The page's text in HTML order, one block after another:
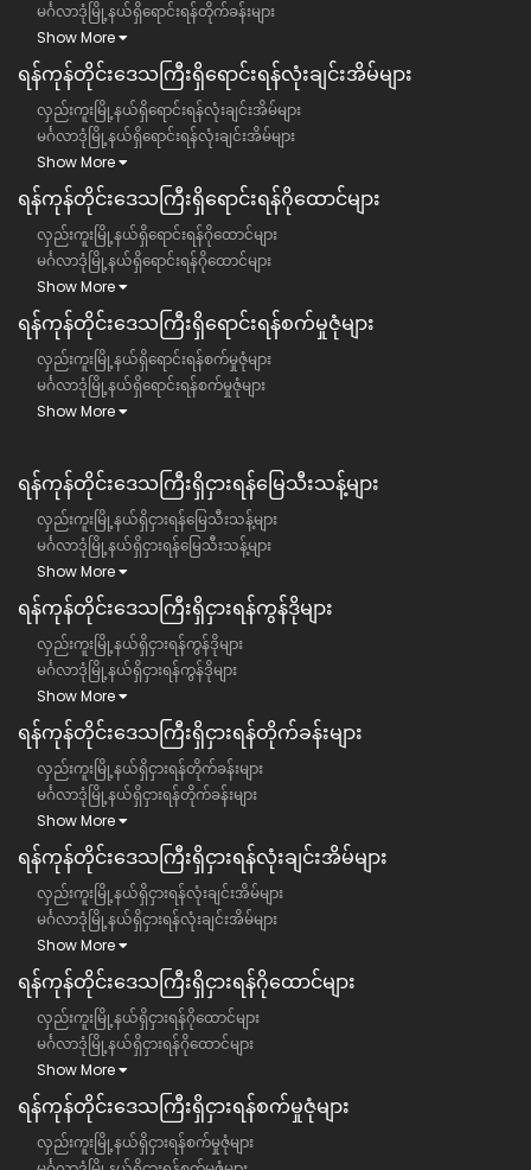
မင်္ဂလာဒုံမြို့နယ်ရှိရောင်းရန်တိုက်ခန်းများ
Show More
ရန်ကုန်တိုင်းဒေသကြီး​ရှိရောင်းရန်လုံးချင်းအိမ်များ
လှည်းကူးမြို့နယ်ရှိရောင်းရန်လုံးချင်းအိမ်များ
မင်္ဂလာဒုံမြို့နယ်ရှိရောင်းရန်လုံးချင်းအိမ်များ
Show More
ရန်ကုန်တိုင်းဒေသကြီး​ရှိရောင်းရန်ဂိုထောင်များ
လှည်းကူးမြို့နယ်ရှိရောင်းရန်ဂိုထောင်များ
မင်္ဂလာဒုံမြို့နယ်ရှိရောင်းရန်ဂိုထောင်များ
Show More
ရန်ကုန်တိုင်းဒေသကြီး​ရှိရောင်းရန်စက်မှုဇုံများ
လှည်းကူးမြို့နယ်ရှိရောင်းရန်စက်မှုဇုံများ
မင်္ဂလာဒုံမြို့နယ်ရှိရောင်းရန်စက်မှုဇုံများ
Show More
ရန်ကုန်တိုင်းဒေသကြီး​​ရှိငှားရန်မြေသီးသန့်များ
လှည်းကူးမြို့နယ်ရှိငှားရန်မြေသီးသန့်များ
မင်္ဂလာဒုံမြို့နယ်ရှိငှားရန်မြေသီးသန့်များ
Show More
ရန်ကုန်တိုင်းဒေသကြီး​​ရှိငှားရန်ကွန်ဒိုများ
လှည်းကူးမြို့နယ်ရှိငှားရန်ကွန်ဒိုများ
မင်္ဂလာဒုံမြို့နယ်ရှိငှားရန်ကွန်ဒိုများ
Show More
ရန်ကုန်တိုင်းဒေသကြီး​​ရှိငှားရန်တိုက်ခန်းများ
လှည်းကူးမြို့နယ်ရှိငှားရန်တိုက်ခန်းများ
မင်္ဂလာဒုံမြို့နယ်ရှိငှားရန်တိုက်ခန်းများ
Show More
ရန်ကုန်တိုင်းဒေသကြီး​​ရှိငှားရန်လုံးချင်းအိမ်များ
လှည်းကူးမြို့နယ်ရှိငှားရန်လုံးချင်းအိမ်များ
မင်္ဂလာဒုံမြို့နယ်ရှိငှားရန်လုံးချင်းအိမ်များ
Show More
ရန်ကုန်တိုင်းဒေသကြီး​​ရှိငှားရန်ဂိုထောင်များ
လှည်းကူးမြို့နယ်ရှိငှားရန်ဂိုထောင်များ
မင်္ဂလာဒုံမြို့နယ်ရှိငှားရန်ဂိုထောင်များ
Show More
ရန်ကုန်တိုင်းဒေသကြီး​​ရှိငှားရန်စက်မှုဇုံများ
လှည်းကူးမြို့နယ်ရှိငှားရန်စက်မှုဇုံများ